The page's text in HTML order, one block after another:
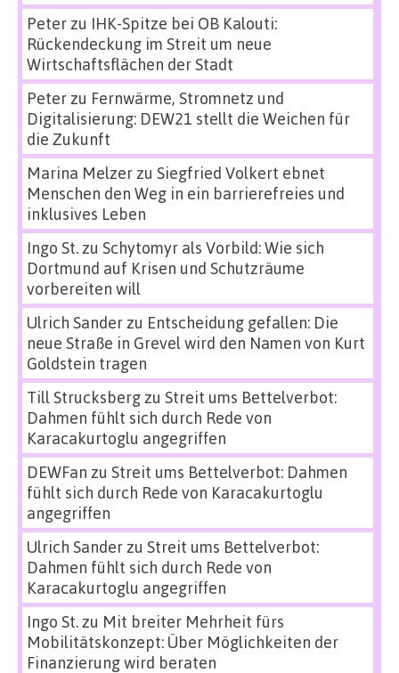
Peterzu IHK-Spitze bei OB Kalouti:
Rückendeckung im Streit um neue
Wirtschaftsflächen der Stadt
Peterzu Fernwärme, Stromnetz und
Digitalisierung: DEW21 stellt die Weichen für
die Zukunft
Marina Melzerzu Siegfried Volkert ebnet
Menschen den Weg in ein barrierefreies und
inklusives Leben
Ingo St.zu Schytomyr als Vorbild: Wie sich
Dortmund auf Krisen und Schutzräume
vorbereiten will
Ulrich Sanderzu Entscheidung gefallen: Die
neue Straße in Grevel wird den Namen von Kurt
Goldstein tragen
Till Strucksbergzu Streit ums Bettelverbot:
Dahmen fühlt sich durch Rede von
Karacakurtoglu angegriffen
DEWFan zu Streit ums Bettelverbot: Dahmen
fühlt sich durch Rede von Karacakurtoglu
angegriffen
Ulrich Sanderzu Streit ums Bettelverbot:
Dahmen fühlt sich durch Rede von
Karacakurtoglu angegriffen
Ingo St.zu Mit breiter Mehrheit fürs
Mobilitätskonzept: Über Möglichkeiten der
Finanzierung wird beraten